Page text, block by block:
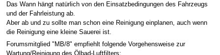
Das Wann hängt natürlich von den Einsatzbedingungen des Fahrzeugs
und der Fahrleistung ab.
Aber ab und zu sollte man schon eine Reinigung einplanen, auch wenn
die Reinigung eine kleine Sauerei ist.
Forumsmitglied "MB/8" empfiehlt folgende Vorgehensweise zur
Wartung/Reinigung des Ölbad-Luftfilters: